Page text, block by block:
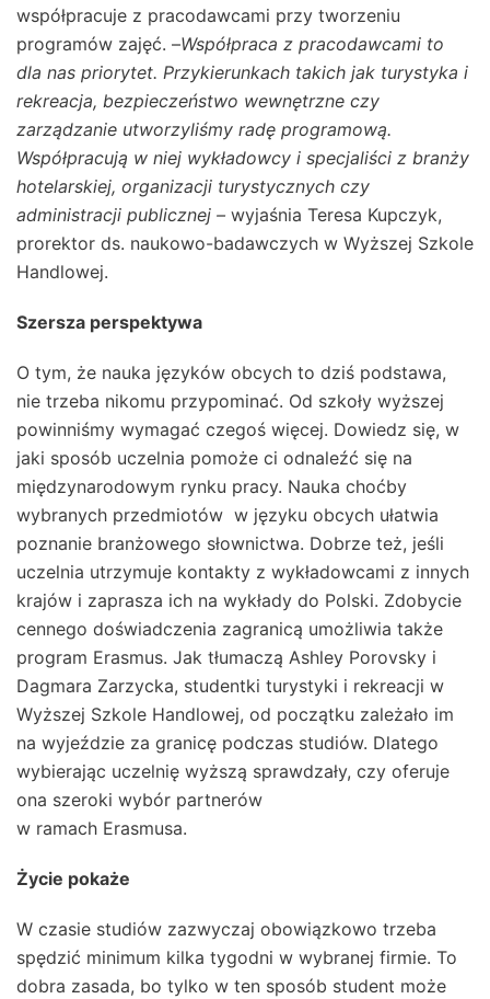
współpracuje z pracodawcami przy tworzeniu
programów zajęć. –Współpraca z pracodawcami to
dla nas priorytet. Przykierunkach takich jak turystyka i
rekreacja, bezpieczeństwo wewnętrzne czy
zarządzanie utworzyliśmy radę programową.
Współpracują w niej wykładowcy i specjaliści z branży
hotelarskiej, organizacji turystycznych czy
administracji publicznej – wyjaśnia Teresa Kupczyk,
prorektor ds. naukowo-badawczych w Wyższej Szkole
Handlowej.
Szersza perspektywa
O tym, że nauka języków obcych to dziś podstawa,
nie trzeba nikomu przypominać. Od szkoły wyższej
powinniśmy wymagać czegoś więcej. Dowiedz się, w
jaki sposób uczelnia pomoże ci odnaleźć się na
międzynarodowym rynku pracy. Nauka choćby
wybranych przedmiotów w języku obcych ułatwia
poznanie branżowego słownictwa. Dobrze też, jeśli
uczelnia utrzymuje kontakty z wykładowcami z innych
krajów i zaprasza ich na wykłady do Polski. Zdobycie
cennego doświadczenia zagranicą umożliwia także
program Erasmus. Jak tłumaczą Ashley Porovsky i
Dagmara Zarzycka, studentki turystyki i rekreacji w
Wyższej Szkole Handlowej, od początku zależało im
na wyjeździe za granicę podczas studiów. Dlatego
wybierając uczelnię wyższą sprawdzały, czy oferuje
ona szeroki wybór partnerów
w ramach Erasmusa.
Życie pokaże
W czasie studiów zazwyczaj obowiązkowo trzeba
spędzić minimum kilka tygodni w wybranej firmie. To
dobra zasada, bo tylko w ten sposób student może